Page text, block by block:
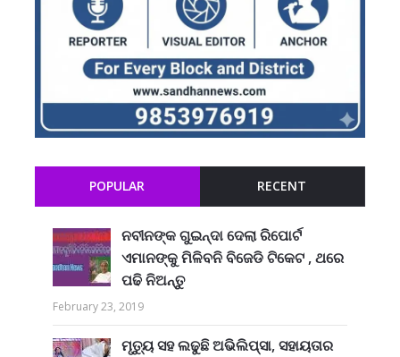
POPULAR RECENT
ନବୀନଙ୍କ ଗୁଇନ୍ଦା ଦେଲା ରିପୋର୍ଟ
ଏମାନଙ୍କୁ ମିଳିବନି ବିଜେଡି ଟିକେଟ , ଥରେ
ପଢି ନିଅନ୍ତୁ
February 23, 2019
ମୃତ୍ୟୁ ସହ ଲଢୁଛି ଅଭିଲିପ୍ସା, ସହାୟତାର